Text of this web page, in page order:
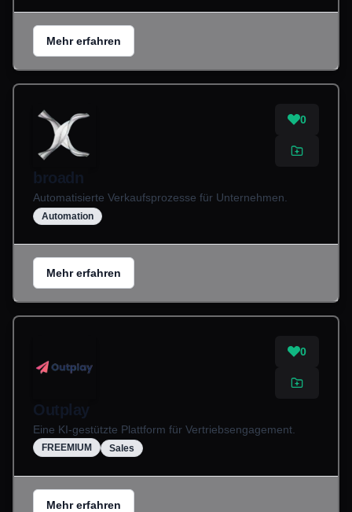
Mehr erfahren
0
broadn
Automatisierte Verkaufsprozesse für Unternehmen.
Automation
Mehr erfahren
0
Outplay
Eine KI-gestützte Plattform für Vertriebsengagement.
FREEMIUM Sales
Mehr erfahren